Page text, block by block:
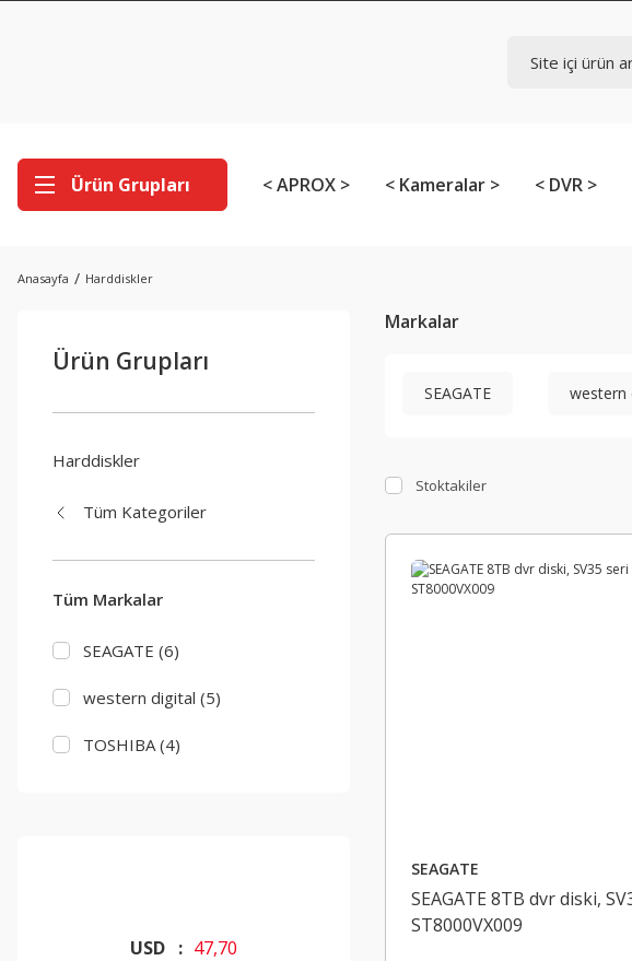
Ürün Grupları < APROX > < Kameralar > < DVR >
Anasayfa Harddiskler
Ürün Grupları
Harddiskler
Tüm Kategoriler
Tüm Markalar
SEAGATE (6)
western digital (5)
TOSHIBA (4)
USD : 47,70
Markalar
SEAGATE western
Stoktakiler
SEAGATE
SEAGATE 8TB dvr diski,
ST8000VX009